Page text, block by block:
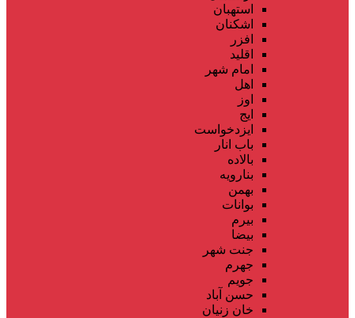
استهبان
اشکنان
افزر
اقلید
امام شهر
اهل
اوز
ایج
ایزدخواست
باب انار
بالاده
بنارویه
بهمن
بوانات
بیرم
بیضا
جنت شهر
جهرم
جویم
حسن آباد
خان زنیان